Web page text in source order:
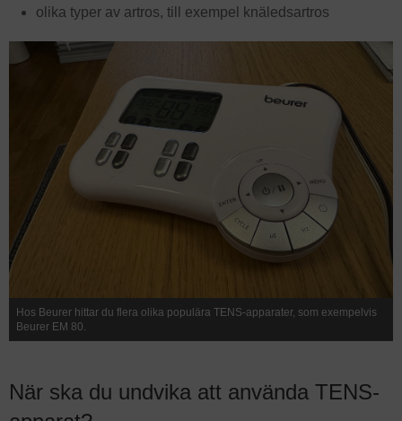
olika typer av artros, till exempel knäledsartros
Hos Beurer hittar du flera olika populära TENS-apparater, som exempelvis
Beurer EM 80.
När ska du undvika att använda TENS-